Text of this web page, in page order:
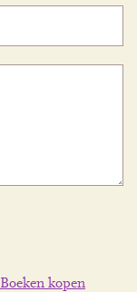
Boeken kopen